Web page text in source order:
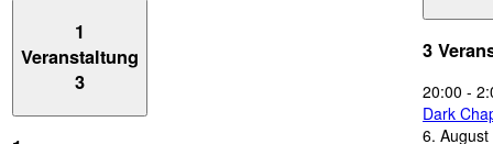
1
Veranstaltung
3
3
20:00 -
Dark
6.